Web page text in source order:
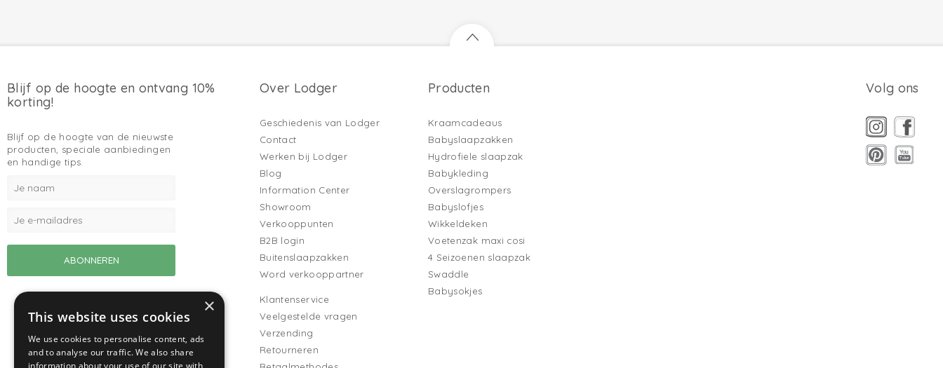
Blijf op de hoogte en ontvang 10%
korting!
Blijf op de hoogte van de nieuwste
producten, speciale aanbiedingen
en handige tips.
Over Lodger
Geschiedenis van Lodger
Contact
Werken bij Lodger
Blog
Information Center
Showroom
Verkooppunten
B2B login
Buitenslaapzakken
Word verkooppartner
Klantenservice
Veelgestelde vragen
Verzending
Retourneren
Producten
Kraamcadeaus
Babyslaapzakken
Hydrofiele slaapzak
Babykleding
Overslagrompers
Babyslofjes
Wikkeldeken
Voetenzak maxi cosi
4 Seizoenen slaapzak
Swaddle
Babysokjes
Volg ons
×
This website uses cookies
We use cookies to personalise content, ads
and to analyse our traffic. We also share
information about your use of our site with